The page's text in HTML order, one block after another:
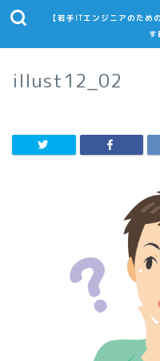
【若手ITエンジニアのため
す
illust12_02